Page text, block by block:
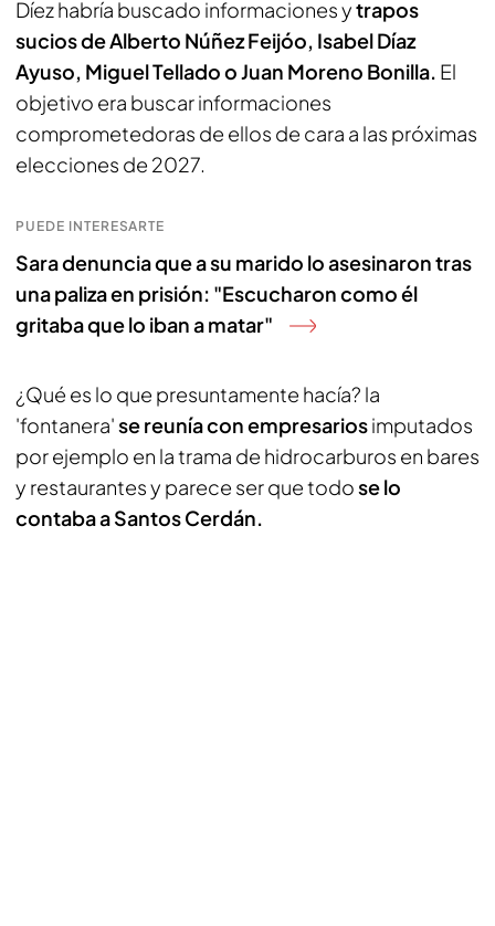
Díez habría buscado informaciones ytrapos
sucios de Alberto Núñez Feijóo, Isabel Díaz
Ayuso, Miguel Tellado o Juan Moreno Bonilla. El
objetivo era buscar informaciones
comprometedoras de ellos de cara a las próximas
elecciones de 2027.
PUEDE INTERESARTE
Sara denuncia que a su marido lo asesinaron tras
una paliza en prisión: "Escucharon como él
gritaba que lo iban a matar"
¿Qué es lo que presuntamente hacía? la
'fontanera'se reunía con empresariosimputados
por ejemplo en la trama de hidrocarburos en bares
y restaurantes y parece ser que todose lo
contaba a Santos Cerdán.